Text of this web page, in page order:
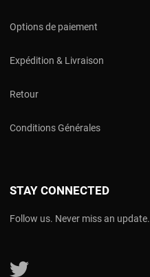
Options de paiement
Expédition & Livraison
Retour
Conditions Générales
STAY CONNECTED
Follow us. Never miss an update.
Follow us on Twitter